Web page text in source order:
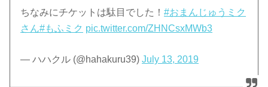
ちなみにチケットは駄目でした！#おまんじゅうミク
さん#もふミク pic.twitter.com/ZHNCsxMWb3
— ハハクル (@hahakuru39)July 13, 2019